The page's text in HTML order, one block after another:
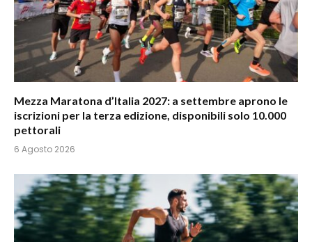
Mezza Maratona d’Italia 2027: a settembre aprono le
iscrizioni per la terza edizione, disponibili solo 10.000
pettorali
6 Agosto 2026